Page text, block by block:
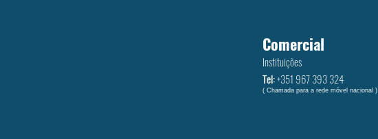
Comercial
Instituições
Tel:+351 ‭967 393 324
( Chamada para a rede móvel nacional )